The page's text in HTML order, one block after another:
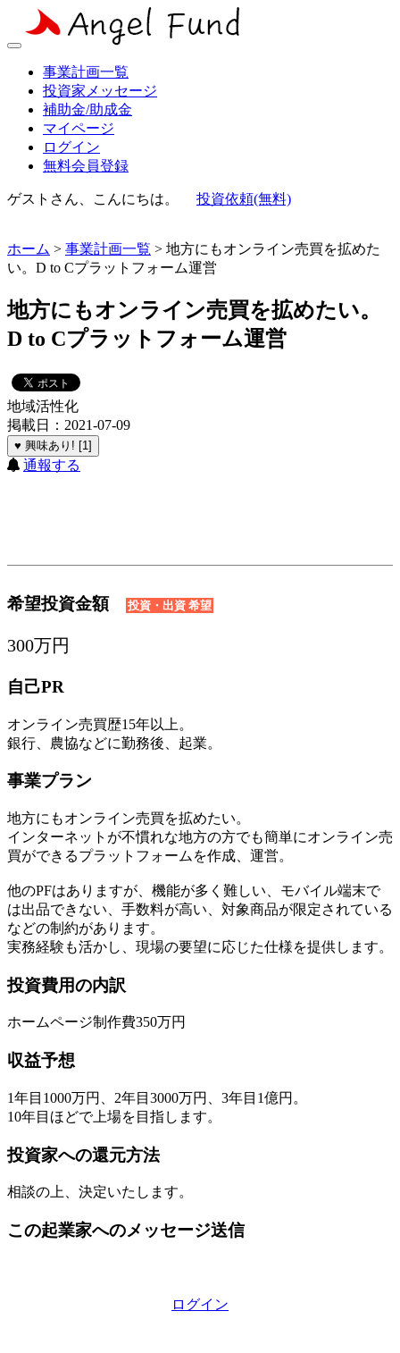
事業計画一覧
投資家メッセージ
補助金/助成金
マイページ
ログイン
無料会員登録
ゲストさん、こんにちは。 投資依頼(無料)
ホーム > 事業計画一覧 > 地方にもオンライン売買を拡めた
い。D to Cプラットフォーム運営
地方にもオンライン売買を拡めたい。
D to Cプラットフォーム運営
地域活性化
掲載日：2021-07-09
♥ 興味あり! [1]
通報する
希望投資金額 投資・出資 希望
300万円
自己PR
オンライン売買歴15年以上。
銀行、農協などに勤務後、起業。
事業プラン
地方にもオンライン売買を拡めたい。
インターネットが不慣れな地方の方でも簡単にオンライン売
買ができるプラットフォームを作成、運営。
他のPFはありますが、機能が多く難しい、モバイル端末で
は出品できない、手数料が高い、対象商品が限定されている
などの制約があります。
実務経験も活かし、現場の要望に応じた仕様を提供します。
投資費用の内訳
ホームページ制作費350万円
収益予想
1年目1000万円、2年目3000万円、3年目1億円。
10年目ほどで上場を目指します。
投資家への還元方法
相談の上、決定いたします。
この起業家へのメッセージ送信
ログイン